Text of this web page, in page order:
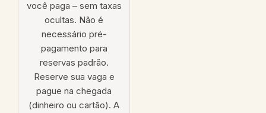
você paga – sem taxas
ocultas. Não é
necessário pré-
pagamento para
reservas padrão.
Reserve sua vaga e
pague na chegada
(dinheiro ou cartão). A